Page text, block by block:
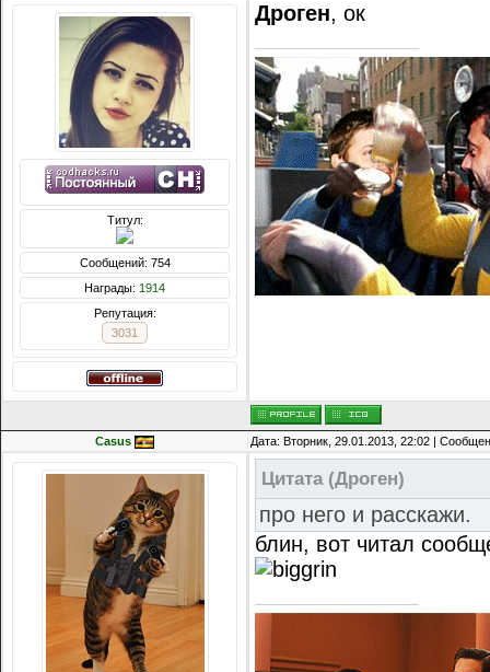
Титул:
Сообщений: 754
Награды: 1914
Репутация:
3031
Дроген, ок
Casus Дата: Вторник, 29.01.2013, 22:02 |
Цитата(Дроген)
про него и расскажи.
блин, вот читал